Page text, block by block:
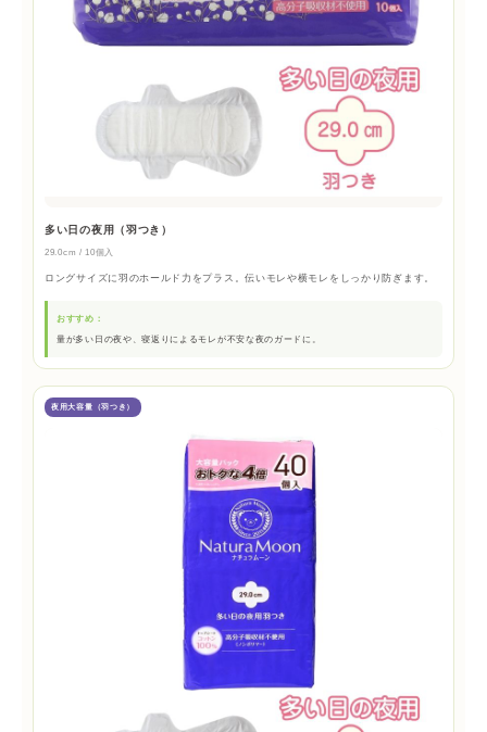
多い日の夜用（羽つき）
29.0cm / 10個入
ロングサイズに羽のホールド力をプラス。伝いモレや横モレをしっかり防ぎます。
おすすめ：
量が多い日の夜や、寝返りによるモレが不安な夜のガードに。
夜用大容量（羽つき）